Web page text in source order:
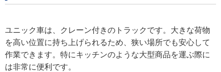
ユニック車は、クレーン付きのトラックです。大きな荷物
を高い位置に持ち上げられるため、狭い場所でも安心して
作業できます。特にキッチンのような大型商品を運ぶ際に
は非常に便利です。